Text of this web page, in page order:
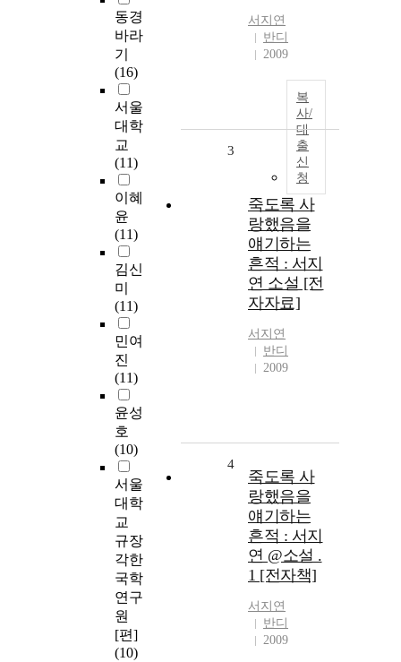
동경
바라
기
(16)
서울
대학
교
(11)
이혜
윤
(11)
김신
미
(11)
민여
진
(11)
윤성
호
(10)
서울
대학
교
규장
각한
국학
연구
원
[편]
(10)
서지연
반디
2009
복
사/
대
출
신
청
3
죽도록 사
랑했음을
얘기하는
흔적 : 서지
연 소설 [전
자자료]
서지연
반디
2009
4
죽도록 사
랑했음을
얘기하는
흔적 : 서지
연 @소설 .
1 [전자책]
서지연
반디
2009